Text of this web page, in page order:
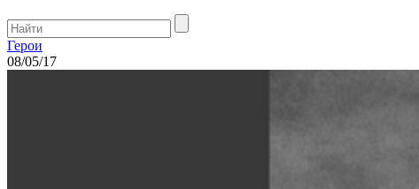
Герои
08/05/17